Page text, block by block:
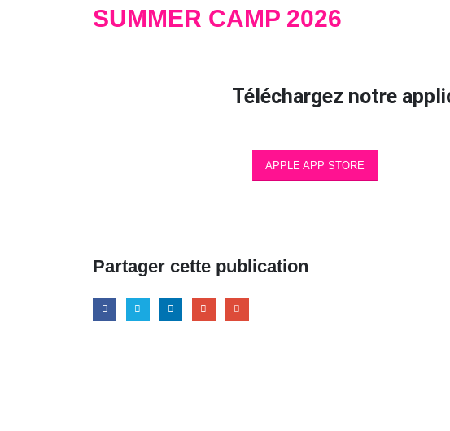
SUMMER CAMP 2026
Téléchargez notre
APPLE APP STORE
Partager cette publication